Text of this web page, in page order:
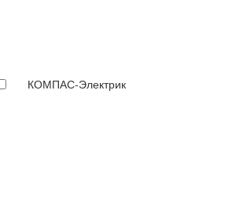
КОМПАС-Электрик